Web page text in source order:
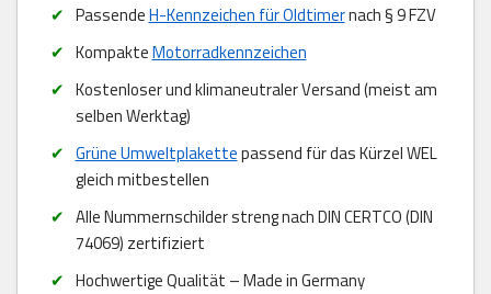
PassendeH-Kennzeichen für Oldtimernach § 9 FZV
KompakteMotorradkennzeichen
Kostenloser und klimaneutraler Versand (meist am
selben Werktag)
Grüne Umweltplakettepassend für das Kürzel WEL
gleich mitbestellen
Alle Nummernschilder streng nach DIN CERTCO (DIN
74069) zertifiziert
Hochwertige Qualität – Made in Germany